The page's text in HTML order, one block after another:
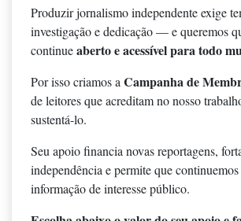
Produzir jornalismo independente exige
investigação e dedicação — e queremos
continueaberto e acessível para todo
Por isso criamos aCampanha de
de leitores que acreditam no nosso
sustentá-lo.
Seu apoio financia novas reportagens,
independência e permite que
informação de interesse público.